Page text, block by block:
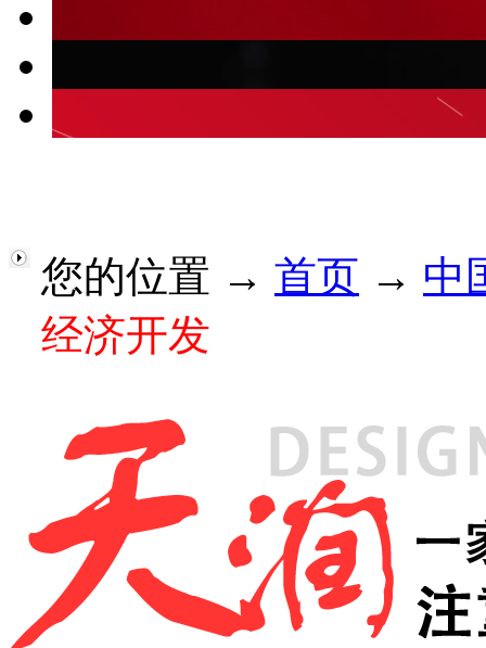
您的位置 → 首页 → 中
经济开发